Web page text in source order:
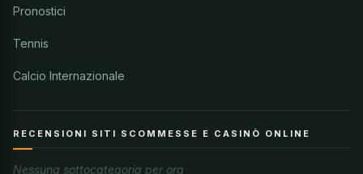
Pronostici
Tennis
Calcio Internazionale
RECENSIONI SITI SCOMMESSE E CASINÒ ONLINE
Nessuna sottocategoria per ora